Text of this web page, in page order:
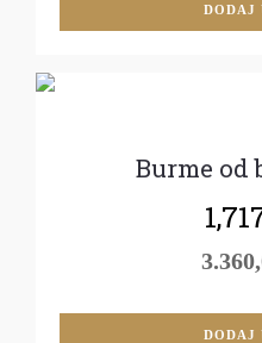
DODAJ
Burme od
DODAJ